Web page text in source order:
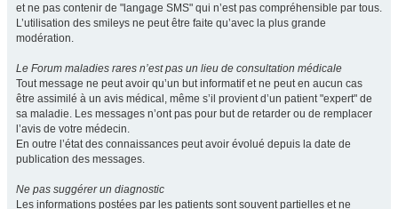
et ne pas contenir de "langage SMS" qui n’est pas compréhensible par tous.
L’utilisation des smileys ne peut être faite qu’avec la plus grande
modération.
Le Forum maladies rares n’est pas un lieu de consultation médicale
Tout message ne peut avoir qu’un but informatif et ne peut en aucun cas
être assimilé à un avis médical, même s’il provient d’un patient "expert" de
sa maladie. Les messages n’ont pas pour but de retarder ou de remplacer
l’avis de votre médecin.
En outre l’état des connaissances peut avoir évolué depuis la date de
publication des messages.
Ne pas suggérer un diagnostic
Les informations postées par les patients sont souvent partielles et ne